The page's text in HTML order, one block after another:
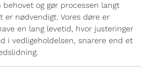
behovet og gør processen langt
er nødvendigt. Vores døre er
en lang levetid, hvor justeringer
i vedligeholdelsen, snarere end et